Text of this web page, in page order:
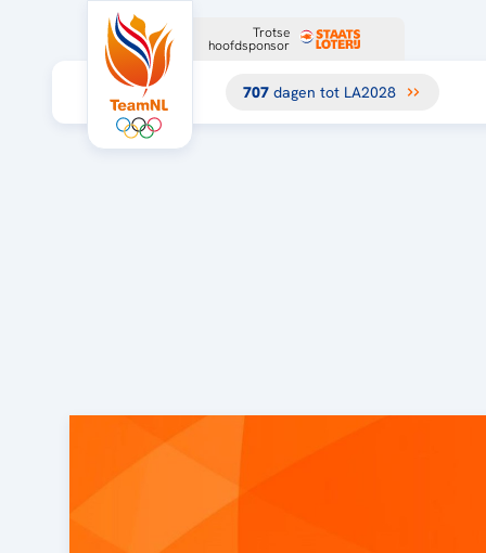
Trotse
hoofdsponsor
707 dagen tot LA2028